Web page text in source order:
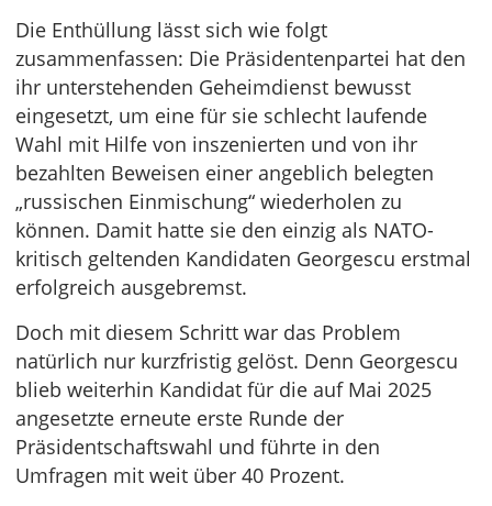
Die Enthüllung lässt sich wie folgt
zusammenfassen: Die Präsidentenpartei hat den
ihr unterstehenden Geheimdienst bewusst
eingesetzt, um eine für sie schlecht laufende
Wahl mit Hilfe von inszenierten und von ihr
bezahlten Beweisen einer angeblich belegten
„russischen Einmischung“ wiederholen zu
können. Damit hatte sie den einzig als NATO-
kritisch geltenden Kandidaten Georgescu erstmal
erfolgreich ausgebremst.
Doch mit diesem Schritt war das Problem
natürlich nur kurzfristig gelöst. Denn Georgescu
blieb weiterhin Kandidat für die auf Mai 2025
angesetzte erneute erste Runde der
Präsidentschaftswahl und führte in den
Umfragen mit weit über 40 Prozent.